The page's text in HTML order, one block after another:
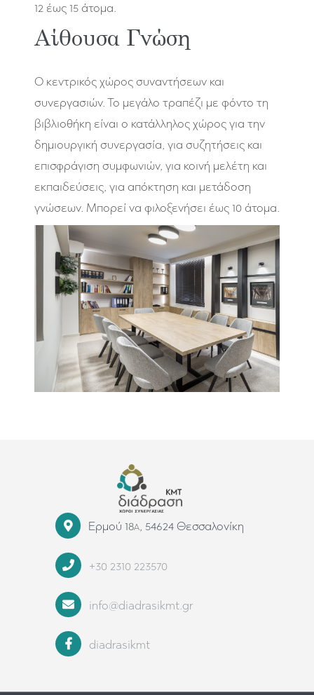
12 έως 15 άτομα.
Αίθουσα Γνώση
Ο κεντρικός χώρος συναντήσεων και
συνεργασιών. Το μεγάλο τραπέζι με φόντο τη
βιβλιοθήκη είναι ο κατάλληλος χώρος για την
δημιουργική συνεργασία, για συζητήσεις και
επισφράγιση συμφωνιών, για κοινή μελέτη και
εκπαιδεύσεις, για απόκτηση και μετάδοση
γνώσεων. Μπορεί να φιλοξενήσει έως 10 άτομα.
Ερμού 18Α, 54624 Θεσσαλονίκη
+30 2310 223570
info@diadrasikmt.gr
diadrasikmt